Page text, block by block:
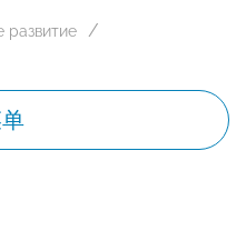
развитие